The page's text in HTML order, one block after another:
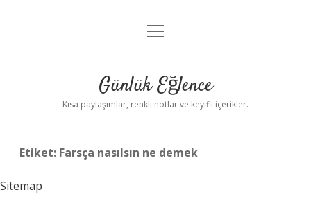
Anasayfa
Yasal Uyarı
menüyü
Günlük Eğlence
Kısa paylaşımlar, renkli notlar ve keyifli içerikler.
Etiket: Farsça nasılsın ne demek
Sitemap